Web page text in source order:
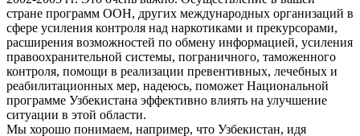
стране программ ООН, других международных организаций в
сфере усиления контроля над наркотиками и прекурсорами,
расширения возможностей по обмену информацией, усиления
правоохранительной системы, пограничного, таможенного
контроля, помощи в реализации превентивных, лечебных и
реабилитационных мер, надеюсь, поможет Национальной
программе Узбекистана эффективно влиять на улучшение
ситуации в этой области.
Мы хорошо понимаем, например, что Узбекистан, идя